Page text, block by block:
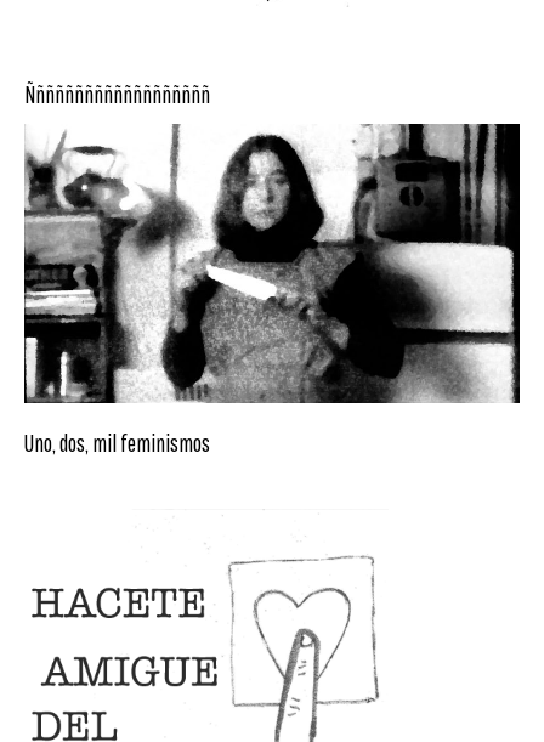
Ñññññññññññññññññññ
Uno, dos, mil feminismos